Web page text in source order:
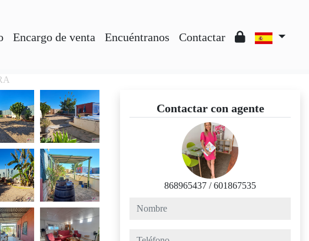
Encargo de venta Encuéntranos Contactar
Contactar con agente
868965437 /601867535
nombre
teléfono